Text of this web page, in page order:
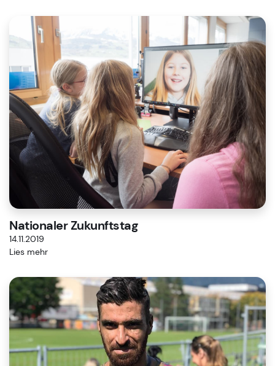
Nationaler Zukunftstag
14.11.2019
Lies mehr